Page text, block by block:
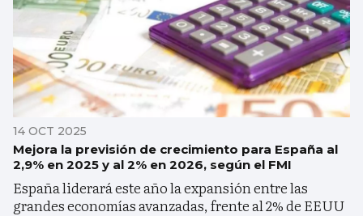
14 OCT 2025
Mejora la previsión de crecimiento para España al
2,9% en 2025 y al 2% en 2026, según el FMI
España liderará este año la expansión entre las
grandes economías avanzadas, frente al 2% de EEUU